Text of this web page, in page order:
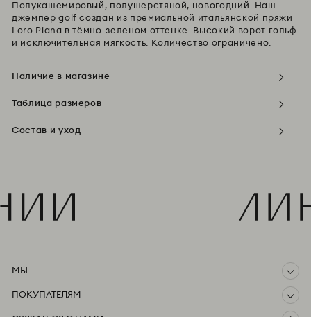
Полукашемировый, полушерстяной, новогодний. Наш
джемпер golf создан из премиальной итальянской пряжи
Loro Piana в тёмно-зеленом оттенке. Высокий ворот-гольф
и исключительная мягкость. Количество ограничено.
Наличие в магазине
Таблица размеров
Состав и уход
МЫ
О компании
ПОКУПАТЕЛЯМ